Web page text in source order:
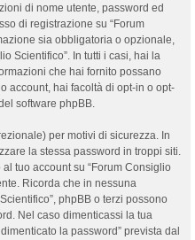
di nome utente, password ed
di registrazione su “Forum
sia obbligatoria o opzionale,
Scientifico”. In tutti i casi, hai la
che hai fornito possano
account, hai facoltà di opt-in o opt-
software phpBB.
per motivi di sicurezza. In
la stessa password in troppi siti.
tuo account su “Forum Consiglio
Ricorda che in nessuna
phpBB o terzi possono
Nel caso dimenticassi la tua
la password” prevista dal